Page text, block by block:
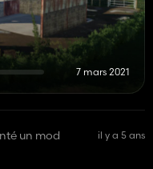
7 mars 2021
un mod il y a 5 ans